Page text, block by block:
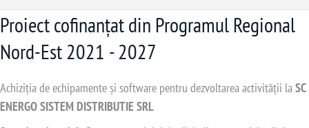
Proiect cofinanțat din Programul Regional
Nord-Est 2021 - 2027
Achiziția de echipamente și software pentru dezvoltarea activității laSC
ENERGO SISTEM DISTRIBUTIE SRL